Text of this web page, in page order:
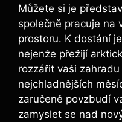
Můžete si je
společně pracuje na
prostoru. K dostání
nejenže přežijí
rozzářit vaši
nejchladnějších
zaručeně povzbudí
zamyslet se nad